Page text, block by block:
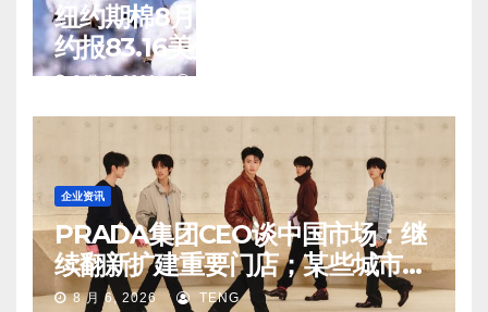
纽约期棉8月6日(周四)收涨12月合
约报83.16美分/磅
8 月 7, 2026 TENG
企业资讯
PRADA集团CEO谈中国市场：继
续翻新扩建重要门店；某些城市的
第二、第三店不再有价值
8 月 6, 2026 TENG